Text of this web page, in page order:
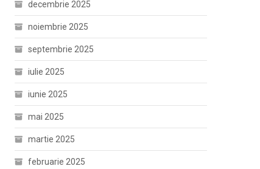
decembrie 2025
noiembrie 2025
septembrie 2025
iulie 2025
iunie 2025
mai 2025
martie 2025
februarie 2025